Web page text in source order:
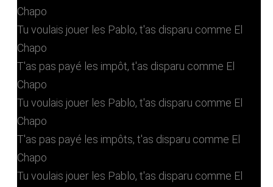
Chapo
Tu voulais jouer les Pablo, t'as disparu comme El
Chapo
T'as pas payé les impôt, t'as disparu comme El
Chapo
Tu voulais jouer les Pablo, t'as disparu comme El
Chapo
T'as pas payé les impôts, t'as disparu comme El
Chapo
Tu voulais jouer les Pablo, t'as disparu comme El